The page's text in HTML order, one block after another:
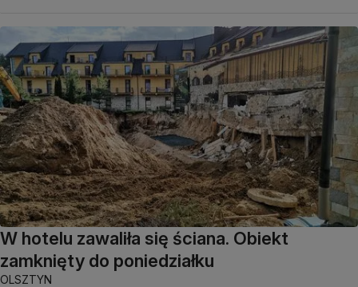
W hotelu zawaliła się ściana. Obiekt
zamknięty do poniedziałku
OLSZTYN